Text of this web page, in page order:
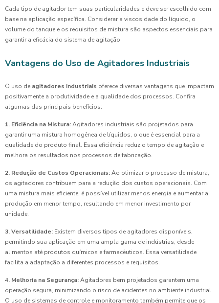
Cada tipo de agitador tem suas particularidades e deve ser escolhido com
base na aplicação específica. Considerar a viscosidade do líquido, o
volume do tanque e os requisitos de mistura são aspectos essenciais para
garantir a eficácia do sistema de agitação.
Vantagens do Uso de Agitadores Industriais
O uso de agitadores industriais oferece diversas vantagens que impactam
positivamente a produtividade e a qualidade dos processos. Confira
algumas das principais benefícios:
1. Eficiência na Mistura:Agitadores industriais são projetados para
garantir uma mistura homogênea de líquidos, o que é essencial para a
qualidade do produto final. Essa eficiência reduz o tempo de agitação e
melhora os resultados nos processos de fabricação.
2. Redução de Custos Operacionais:Ao otimizar o processo de mistura,
os agitadores contribuem para a redução dos custos operacionais. Com
uma mistura mais eficiente, é possível utilizar menos energia e aumentar a
produção em menor tempo, resultando em menor investimento por
unidade.
3. Versatilidade: Existem diversos tipos de agitadores disponíveis,
permitindo sua aplicação em uma ampla gama de indústrias, desde
alimentos até produtos químicos e farmacêuticos. Essa versatilidade
facilita a adaptação a diferentes processos e requisitos.
4. Melhoria na Segurança:Agitadores bem projetados garantem uma
operação segura, minimizando o risco de acidentes no ambiente industrial.
O uso de sistemas de controle e monitoramento também permite que os